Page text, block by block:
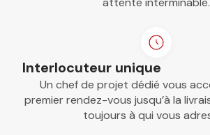
Interlocuteur unique
Un chef de projet dédié vous
premier rendez-vous jusqu’à la
toujours à qui vous